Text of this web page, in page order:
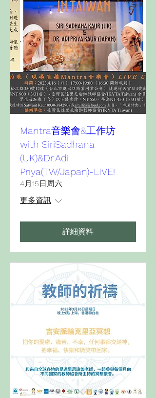
Mantra音樂會&工作坊
with SiriSadhana
(UK)&Dr.Adi
Priya(TW/Japan)-LIVE!
4月15日周六
更多資訊
詳細資料